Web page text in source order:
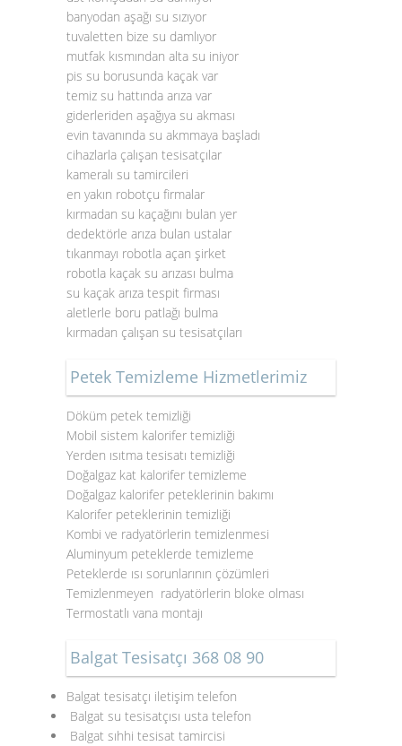
banyodan aşağı su sızıyor
tuvaletten bize su damlıyor
mutfak kısmından alta su iniyor
pis su borusunda kaçak var
temiz su hattında arıza var
giderleriden aşağıya su akması
evin tavanında su akmmaya başladı
cihazlarla çalışan tesisatçılar
kameralı su tamircileri
en yakın robotçu firmalar
kırmadan su kaçağını bulan yer
dedektörle arıza bulan ustalar
tıkanmayı robotla açan şirket
robotla kaçak su arızası bulma
su kaçak arıza tespit firması
aletlerle boru patlağı bulma
kırmadan çalışan su tesisatçıları
Petek Temizleme Hizmetlerimiz
Döküm petek temizliği
Mobil sistem kalorifer temizliği
Yerden ısıtma tesisatı temizliği
Doğalgaz kat kalorifer temizleme
Doğalgaz kalorifer peteklerinin bakımı
Kalorifer peteklerinin temizliği
Kombi ve radyatörlerin temizlenmesi
Aluminyum peteklerde temizleme
Peteklerde ısı sorunlarının çözümleri
Temizlenmeyen radyatörlerin bloke olması
Termostatlı vana montajı
Balgat Tesisatçı 368 08 90
Balgat tesisatçı iletişim telefon
Balgat su tesisatçısı usta telefon
Balgat sıhhi tesisat tamircisi